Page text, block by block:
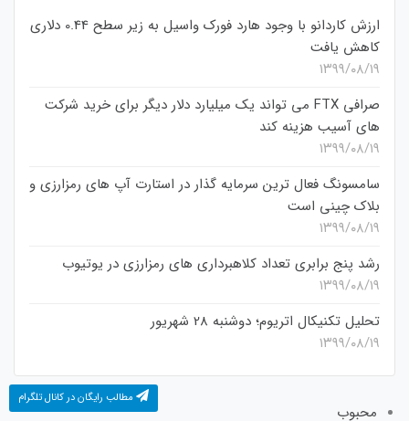
ارزش کاردانو با وجود هارد فورک واسیل به زیر سطح 0.44 دلاری
کاهش یافت
۱۳۹۹/۰۸/۱۹
صرافی FTX می تواند یک میلیارد دلار دیگر برای خرید شرکت
های آسیب هزینه کند
۱۳۹۹/۰۸/۱۹
سامسونگ فعال‌ ترین سرمایه‌ گذار در استارت‌ آپ‌ های رمزارزی و
بلاک چینی است
۱۳۹۹/۰۸/۱۹
رشد پنج برابری تعداد کلاهبرداری های رمزارزی در یوتیوب
۱۳۹۹/۰۸/۱۹
تحلیل تکنیکال اتریوم؛ دوشنبه 28 شهریور
۱۳۹۹/۰۸/۱۹
محبوب
مطالب رایگان در کانال تلگرام